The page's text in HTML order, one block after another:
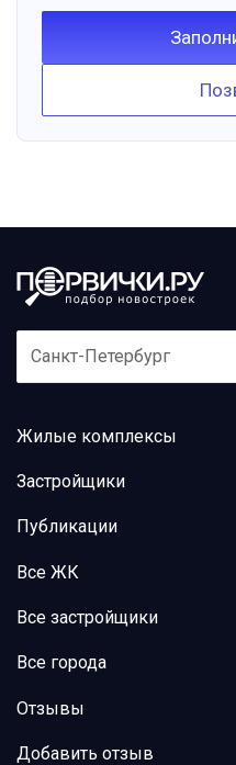
Санкт-Петербург
Жилые комплексы
Застройщики
Публикации
Все ЖК
Все застройщики
Все города
Отзывы
Добавить отзыв